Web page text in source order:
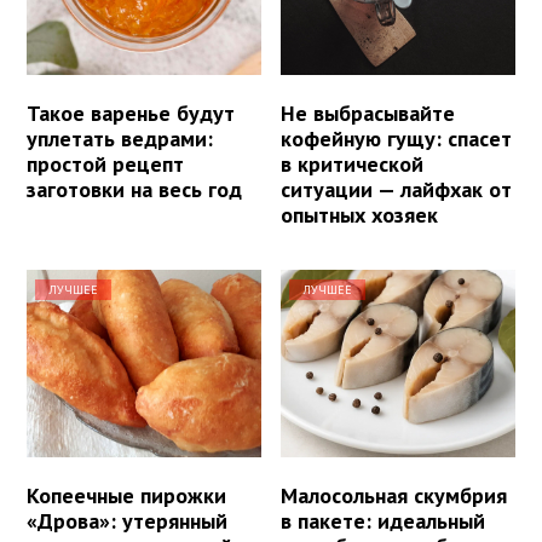
Такое варенье будут
уплетать ведрами:
простой рецепт
заготовки на весь год
Не выбрасывайте
кофейную гущу: спасет
в критической
ситуации — лайфхак от
опытных хозяек
ЛУЧШЕЕ
Копеечные пирожки
«Дрова»: утерянный
ЛУЧШЕЕ
Малосольная скумбрия
в пакете: идеальный